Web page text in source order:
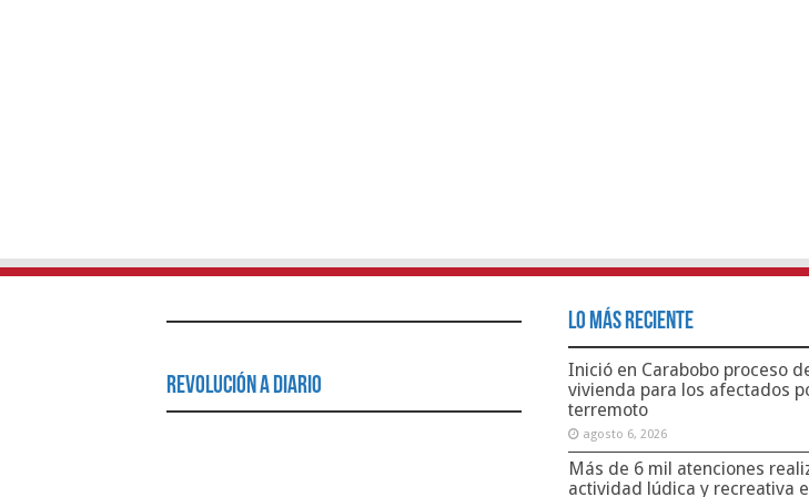
Revolución a Diario
Lo Más Reciente
Inició en Carabobo proceso
vivienda para los afectados
terremoto
agosto 6, 2026
Más de 6 mil atenciones
actividad lúdica y recreativa